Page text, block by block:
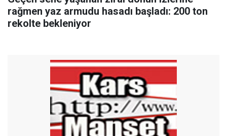
rağmen yaz armudu hasadı başladı: 200 ton
rekolte bekleniyor